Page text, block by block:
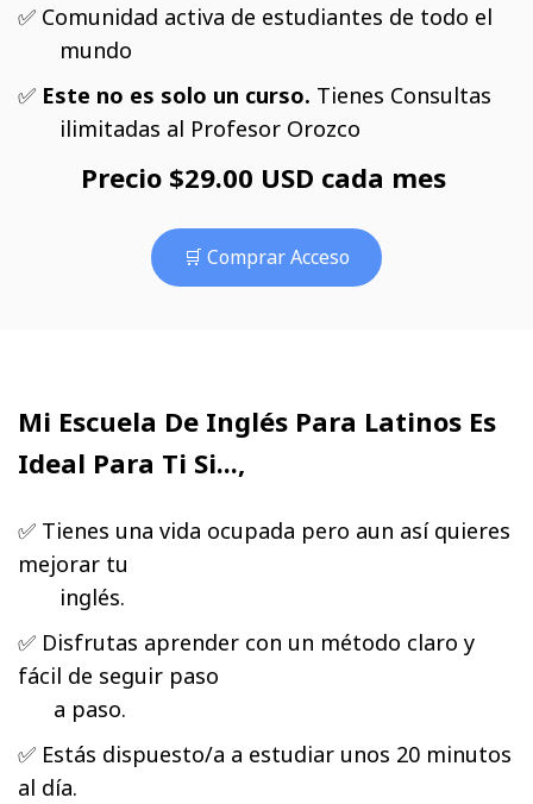
✅ Comunidad activa de estudiantes de todo el
mundo
✅ Este no es solo un curso. Tienes Consultas
ilimitadas al Profesor Orozco
Precio $29.00 USD cada mes
🛒 Comprar Acceso
Mi Escuela De Inglés Para Latinos Es
Ideal Para Ti Si...,
✅ Tienes una vida ocupada pero aun así quieres
mejorar tu
inglés.
✅ Disfrutas aprender con un método claro y
fácil de seguir paso
a paso.
✅ Estás dispuesto/a a estudiar unos 20 minutos
al día.